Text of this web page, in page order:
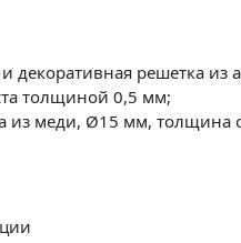
декоративная решетка
толщиной 0,5 мм;
из меди, Ø15 мм, толщина